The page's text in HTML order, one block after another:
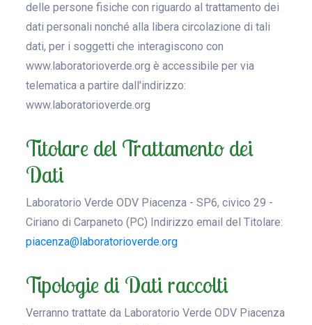
delle persone fisiche con riguardo al trattamento dei
dati personali nonché alla libera circolazione di tali
dati, per i soggetti che interagiscono con
www.laboratorioverde.org è accessibile per via
telematica a partire dall'indirizzo:
www.laboratorioverde.org
Titolare del Trattamento dei
Dati
Laboratorio Verde ODV Piacenza - SP6, civico 29 -
Ciriano di Carpaneto (PC) Indirizzo email del Titolare:
piacenza@laboratorioverde.org
Tipologie di Dati raccolti
Verranno trattate da Laboratorio Verde ODV Piacenza